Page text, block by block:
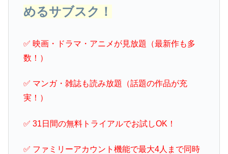
めるサブスク！
✅ 映画・ドラマ・アニメが見放題（最新作も多
数！）
✅ マンガ・雑誌も読み放題（話題の作品が充
実！）
✅ 31日間の無料トライアルでお試しOK！
✅ ファミリーアカウント機能で最大4人まで同時